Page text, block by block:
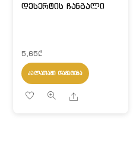
დესერტის ჩანგალი
5,65₾
ᲙᲐᲚᲐᲗᲐᲨᲘ ᲓᲐᲛᲐᲢᲔᲑᲐ
Share